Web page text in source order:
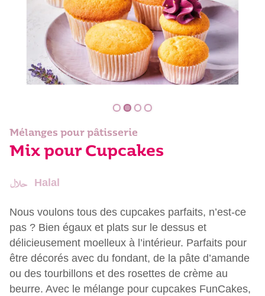
Mélanges pour pâtisserie
Mix pour Cupcakes
Halal
Nous voulons tous des cupcakes parfaits, n’est-ce
pas ? Bien égaux et plats sur le dessus et
délicieusement moelleux à l’intérieur. Parfaits pour
être décorés avec du fondant, de la pâte d’amande
ou des tourbillons et des rosettes de crème au
beurre. Avec le mélange pour cupcakes FunCakes,